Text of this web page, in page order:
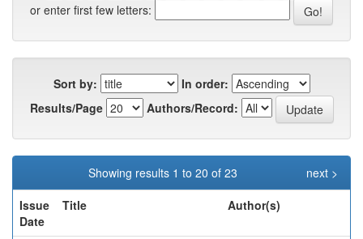
or enter first few letters:
Sort by:
In order:
Results/Page
Authors/Record:
Showing results 1 to 20 of 23
next >
Issue
Date
Title Author(s)